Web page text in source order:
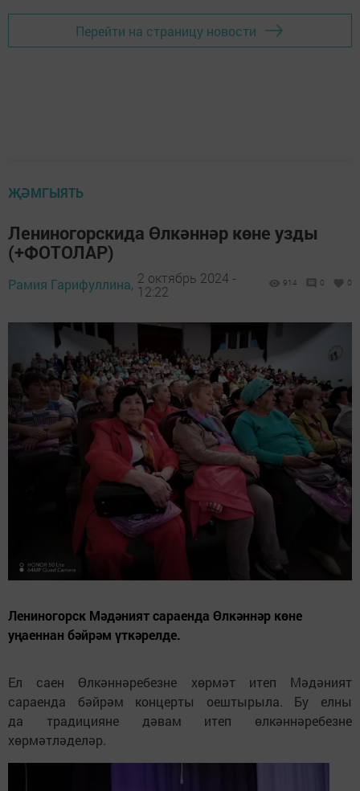
Перейти на страницу новости
ҖӘМГЫЯТЬ
Лениногорскида Өлкәннәр көне узды
(+ФОТОЛАР)
Рамия Гарифуллина, 2 октябрь 2024 -
12:22
914 0 0
Лениногорск Мәдәният сараенда Өлкәннәр көне
уңаеннан бәйрәм үткәрелде.
Ел саен Өлкәннәребезне хөрмәт итеп Мәдәният
сараенда бәйрәм концерты оештырыла. Бу елны
да традицияне дәвам итеп өлкәннәребезне
хөрмәтләделәр.